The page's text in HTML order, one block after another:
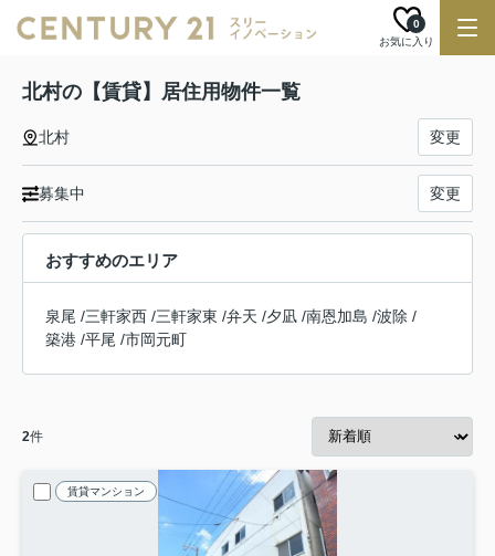
お気に入り
0
北村の【賃貸】居住用物件一覧
北村 変更
募集中 変更
おすすめのエリア
泉尾 /三軒家西 /三軒家東 /弁天 /夕凪 /南恩加島 /波除 /
築港 /平尾 /市岡元町
2件
賃貸マンション